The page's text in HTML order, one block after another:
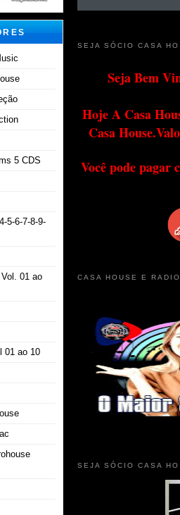
5 CDS
5-6-7-8-9-
01 ao
01 ao 10
SEJA SÓCIO CASA
Seja Bem
Hoje A Casa
Casa
Você pode pagar
CASA HOUSE E
SEJA SÓCIO CASA